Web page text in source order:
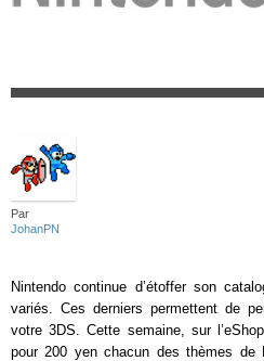
Par
JohanPN
Nintendo continue d’étoffer son
variés. Ces derniers permettent de
votre 3DS. Cette semaine, sur
pour 200 yen chacun des thèmes de